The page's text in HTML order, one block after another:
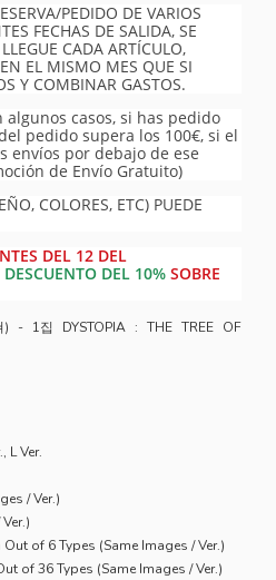
PEDIDO DE VARIOS
FECHAS DE SALIDA, SE
CADA ARTÍCULO,
EL MISMO MES QUE SI
Y COMBINAR GASTOS.
casos, si has pedido
pedido supera los 100€, si el
envíos por debajo de ese
de Envío Gratuito)
COLORES, ETC) PUEDE
DEL 12 DEL
DEL 10% SOBRE
L Ver.
/ Ver.)
of 6 Types (Same Images / Ver.)
of 36 Types (Same Images / Ver.)